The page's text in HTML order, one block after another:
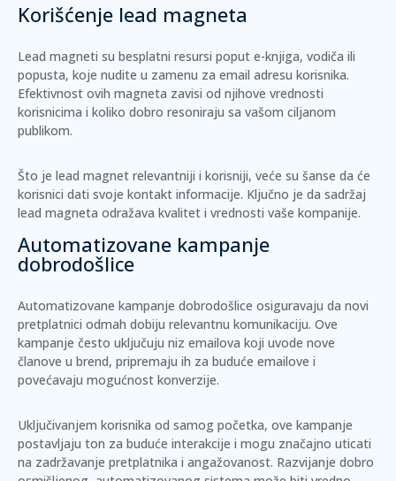
Korišćenje lead magneta
Lead magneti su besplatni resursi poput e-knjiga, vodiča ili
popusta, koje nudite u zamenu za email adresu korisnika.
Efektivnost ovih magneta zavisi od njihove vrednosti
korisnicima i koliko dobro resoniraju sa vašom ciljanom
publikom.
Što je lead magnet relevantniji i korisniji, veće su šanse da će
korisnici dati svoje kontakt informacije. Ključno je da sadržaj
lead magneta odražava kvalitet i vrednosti vaše kompanije.
Automatizovane kampanje
dobrodošlice
Automatizovane kampanje dobrodošlice osiguravaju da novi
pretplatnici odmah dobiju relevantnu komunikaciju. Ove
kampanje često uključuju niz emailova koji uvode nove
članove u brend, pripremaju ih za buduće emailove i
povećavaju mogućnost konverzije.
Uključivanjem korisnika od samog početka, ove kampanje
postavljaju ton za buduće interakcije i mogu značajno uticati
na zadržavanje pretplatnika i angažovanost. Razvijanje dobro